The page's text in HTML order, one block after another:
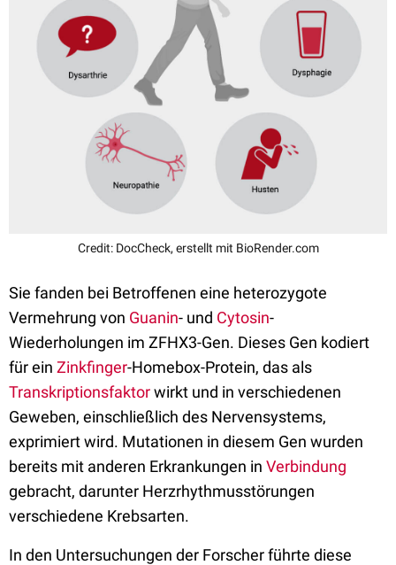
Credit: DocCheck, erstellt mit BioRender.com
Sie fanden bei Betroffenen eine heterozygote
Vermehrung von Guanin- und Cytosin-
Wiederholungen im ZFHX3-Gen. Dieses Gen kodiert
für ein Zinkfinger-Homebox-Protein, das als
Transkriptionsfaktorwirkt und in verschiedenen
Geweben, einschließlich des Nervensystems,
exprimiert wird. Mutationen in diesem Gen wurden
bereits mit anderen Erkrankungen in Verbindung
gebracht, darunter Herzrhythmusstörungen
verschiedene Krebsarten.
In den Untersuchungen der Forscher führte diese